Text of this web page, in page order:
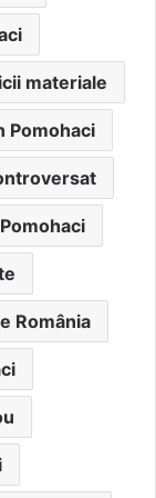
materiale
Pomohaci
România